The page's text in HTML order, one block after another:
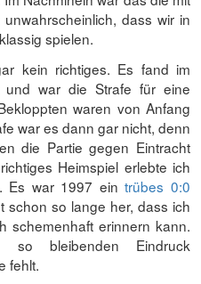
dass wir in
spielen.
kein richtiges. Es fand im
und war die Strafe für eine
waren von Anfang
war es dann gar nicht, denn
die Partie gegen Eintracht
Heimspiel erlebte ich
Es war 1997 eintrübes 0:0
schon so lange her, dass ich
schemenhaft erinnern kann.
bleibenden Eindruck
fehlt.